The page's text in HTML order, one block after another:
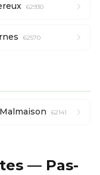
62930
62570
62141
— Pas-